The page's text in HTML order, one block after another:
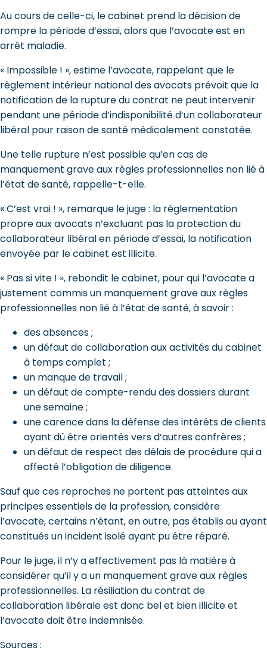
Au cours de celle-ci, le cabinet prend la décision de
rompre la période d’essai, alors que l’avocate est en
arrêt maladie.
« Impossible ! », estime l’avocate, rappelant que le
règlement intérieur national des avocats prévoit que la
notification de la rupture du contrat ne peut intervenir
pendant une période d’indisponibilité d’un collaborateur
libéral pour raison de santé médicalement constatée.
Une telle rupture n’est possible qu’en cas de
manquement grave aux règles professionnelles non lié à
l’état de santé, rappelle-t-elle.
« C’est vrai ! », remarque le juge : la réglementation
propre aux avocats n’excluant pas la protection du
collaborateur libéral en période d’essai, la notification
envoyée par le cabinet est illicite.
« Pas si vite ! », rebondit le cabinet, pour qui l’avocate a
justement commis un manquement grave aux règles
professionnelles non lié à l’état de santé, à savoir :
des absences ;
un défaut de collaboration aux activités du cabinet
à temps complet ;
un manque de travail ;
un défaut de compte-rendu des dossiers durant
une semaine ;
une carence dans la défense des intérêts de clients
ayant dû être orientés vers d’autres confrères ;
un défaut de respect des délais de procédure qui a
affecté l’obligation de diligence.
Sauf que ces reproches ne portent pas atteintes aux
principes essentiels de la profession, considère
l’avocate, certains n’étant, en outre, pas établis ou ayant
constitués un incident isolé ayant pu être réparé.
Pour le juge, il n’y a effectivement pas là matière à
considérer qu’il y a un manquement grave aux règles
professionnelles. La résiliation du contrat de
collaboration libérale est donc bel et bien illicite et
l’avocate doit être indemnisée.
Sources :